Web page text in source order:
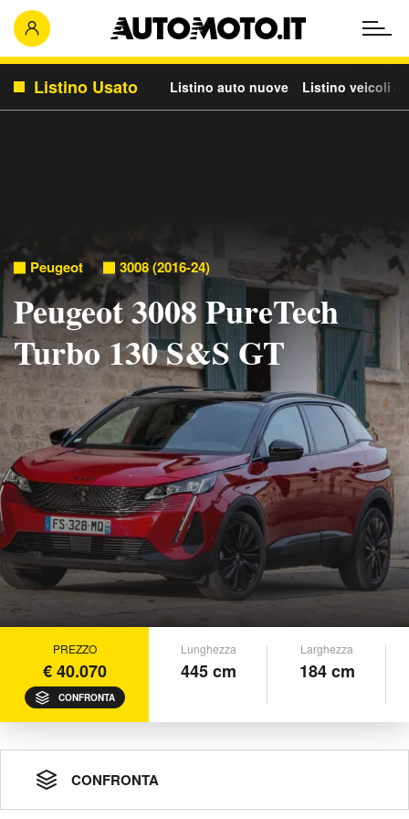
Listino Usato Listino auto nuove Listino veicoli
Peugeot 3008 (2016-24)
Peugeot 3008 PureTech
Turbo 130 S&S GT
PREZZO
€ 40.070
CONFRONTA
Lunghezza
445 cm
Larghezza
184 cm
CONFRONTA